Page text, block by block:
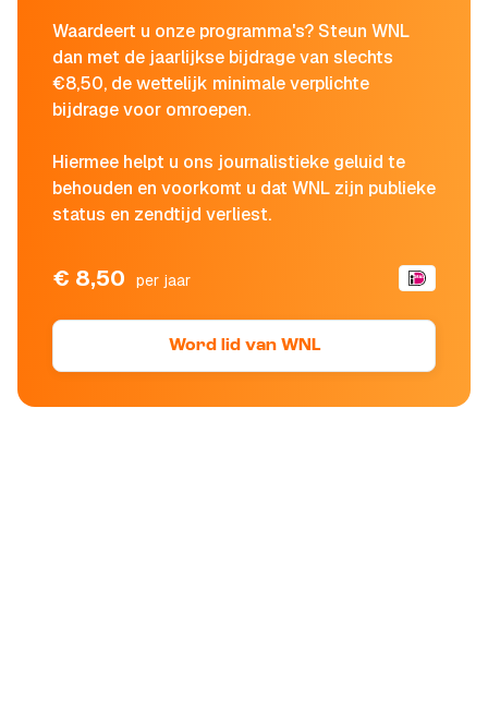
Waardeert u onze programma's? Steun WNL
dan met de jaarlijkse bijdrage van slechts
€8,50, de wettelijk minimale verplichte
bijdrage voor omroepen.
Hiermee helpt u ons journalistieke geluid te
behouden en voorkomt u dat WNL zijn publieke
status en zendtijd verliest.
€ 8,50 per jaar
Word lid van WNL